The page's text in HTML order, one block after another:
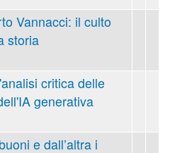
Vannacci: il culto
storia
critica delle
generativa
e dall’altra i